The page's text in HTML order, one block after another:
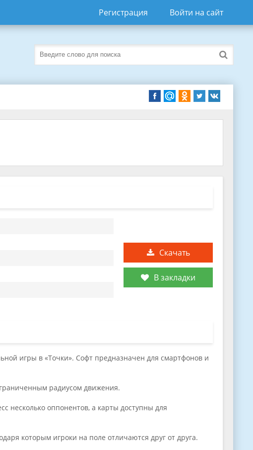
Регистрация Войти на сайт
Скачать
В закладки
игры в «Точки». Софт предназначен для смартфонов и
радиусом движения.
несколько оппонентов, а карты доступны для
которым игроки на поле отличаются друг от друга.